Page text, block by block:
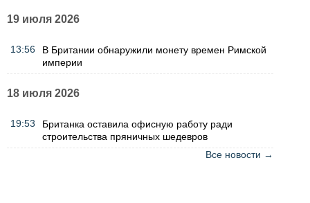
19 июля 2026
13:56
В Британии обнаружили монету времен Римской
империи
18 июля 2026
19:53
Британка оставила офисную работу ради
строительства пряничных шедевров
Все новости →